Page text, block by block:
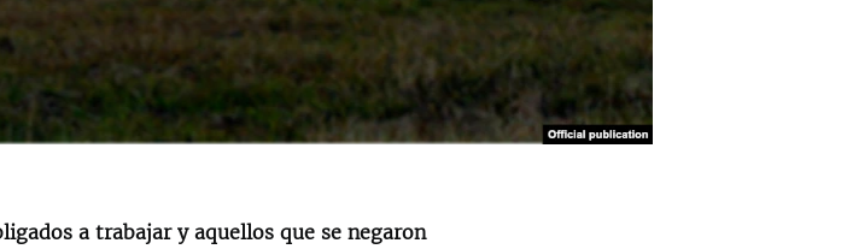
a trabajar y aquellos que se negaron